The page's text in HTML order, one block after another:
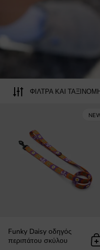
ΦΊΛΤΡΑ ΚΑΙ
Funky Daisy οδηγός
περιπάτου σκύλου